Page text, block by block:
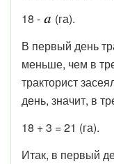
18 -
(га).
В первый день
меньше, чем в
тракторист
день, значит, в
18 + 3 = 21 (га).
Итак, в первый